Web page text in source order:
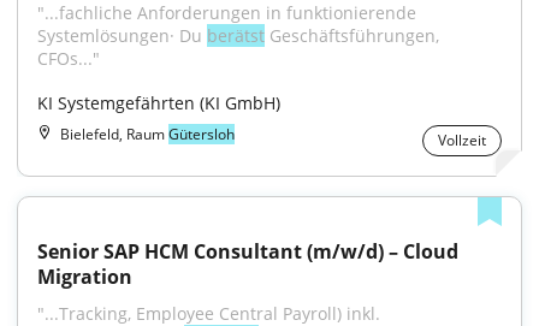
"...fachliche Anforderungen in funktionierende
Systemlösungen· Du berätst Geschäftsführungen,
CFOs..."
KI Systemgefährten (KI GmbH)
Bielefeld, RaumGütersloh Vollzeit
Senior SAP HCM Consultant (m/w/d) – Cloud
Migration
"...Tracking, Employee Central Payroll) inkl.